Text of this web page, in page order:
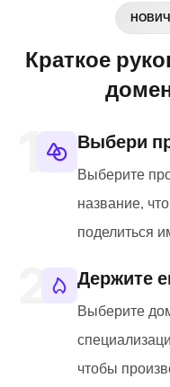
Краткое
Выбери
Выберите
название,
поделиться
Держите
Выберите
чтобы